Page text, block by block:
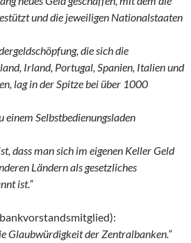
und die jeweiligen Nationalstaaten
die sich die
Irland, Portugal, Spanien, Italien und
lag in der Spitze bei über 1000
einem Selbstbedienungsladen
dass man sich im eigenen Keller Geld
Ländern als gesetzliches
ist.“
Glaubwürdigkeit der Zentralbanken.“